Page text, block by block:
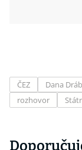
ČEZ Dana
rozhovor